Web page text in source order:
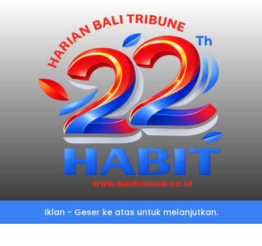
Iklan - Geser ke atas untuk melanjutkan.